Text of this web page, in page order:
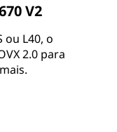
V2
ou L40, o
2.0 para